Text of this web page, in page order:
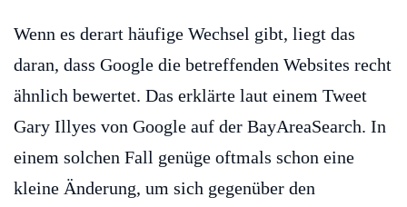
Wenn es derart häufige Wechsel gibt, liegt das
daran, dass Google die betreffenden Websites recht
ähnlich bewertet. Das erklärte laut einem Tweet
Gary Illyes von Google auf der BayAreaSearch. In
einem solchen Fall genüge oftmals schon eine
kleine Änderung, um sich gegenüber den